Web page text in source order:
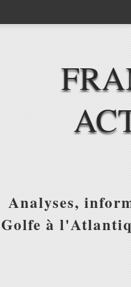
Analyses,
Golfe à